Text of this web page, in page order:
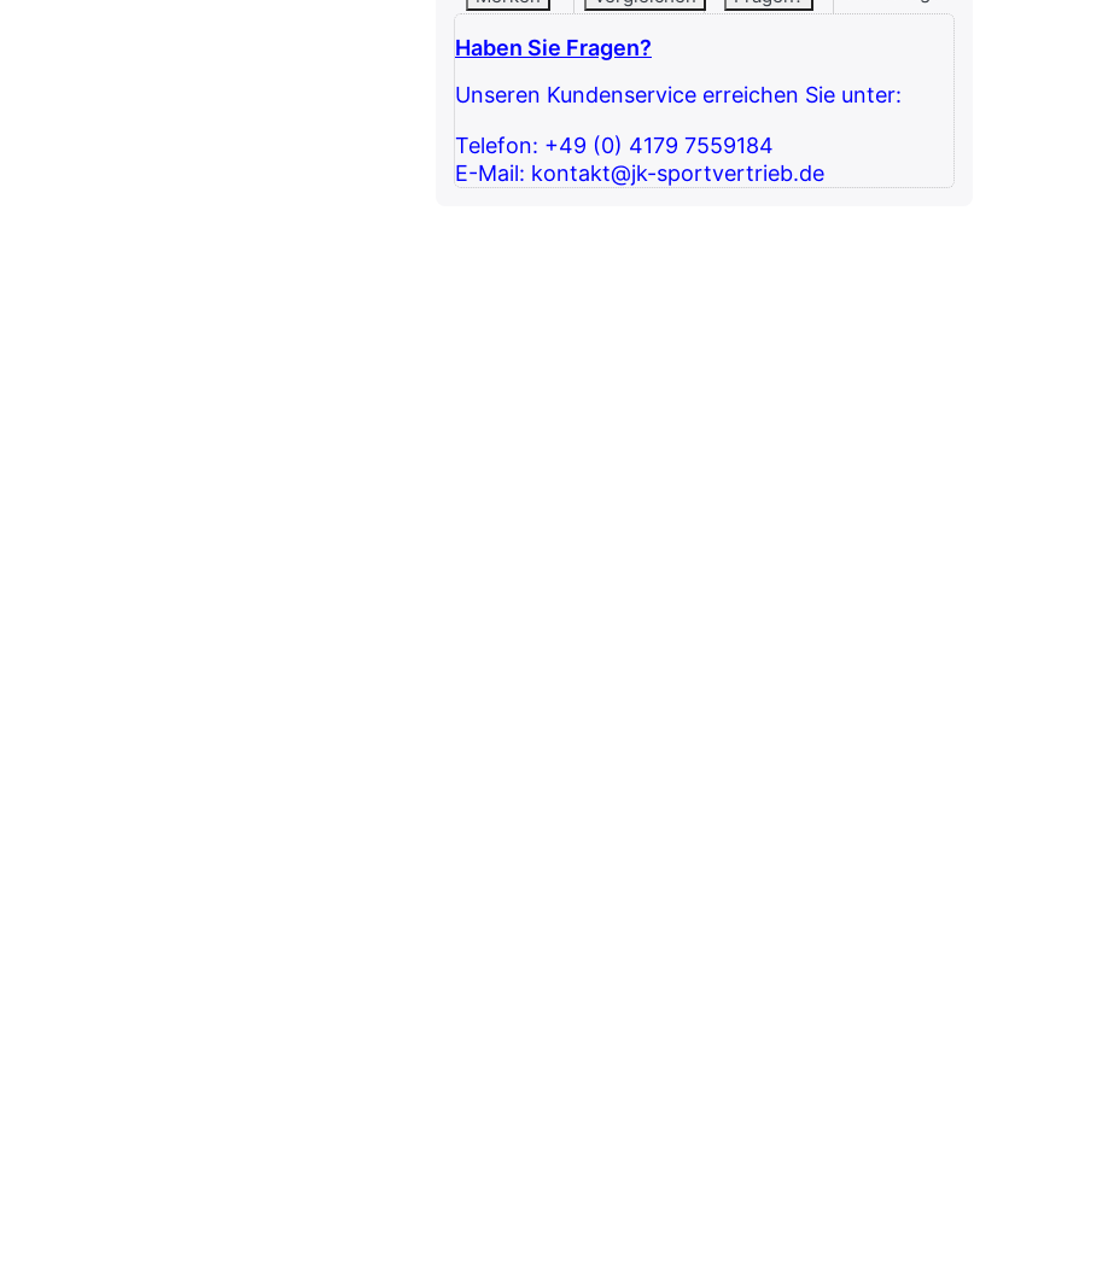
Haben Sie Fragen?
Unseren Kundenservice erreichen Sie unter:
Telefon: +49 (0) 4179 7559184
E-Mail: kontakt@jk-sportvertrieb.de